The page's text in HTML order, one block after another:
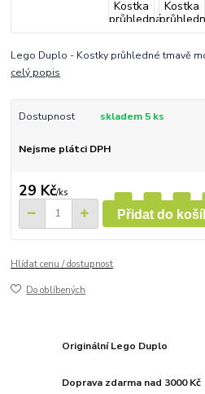
Lego Duplo - Kostky průhledné tmavě
celý popis
Dostupnost skladem 5 ks
Nejsme plátci DPH
29 Kč/ks
Přidat do
Hlídat cenu / dostupnost
Do oblíbených
Originální Lego Duplo
Doprava zdarma nad 3000 Kč